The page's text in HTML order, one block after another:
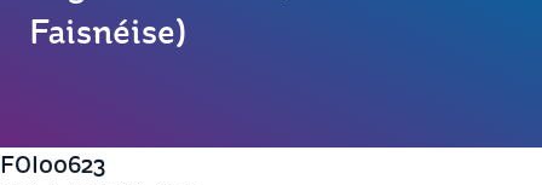
Faisnéise)
FOI00623